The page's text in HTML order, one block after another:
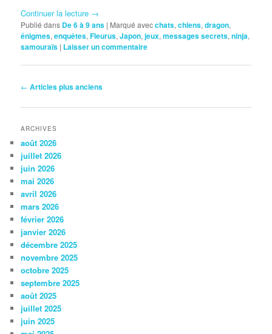
Continuer la lecture →
Publié dans De 6 à 9 ans | Marqué avecchats,chiens,dragon,
énigmes,enquêtes,Fleurus,Japon,jeux,messages secrets,ninja,
samouraïs | Laisser un commentaire
Navigation
articles
← Articles plus anciens
ARCHIVES
août 2026
juillet 2026
juin 2026
mai 2026
avril 2026
mars 2026
février 2026
janvier 2026
décembre 2025
novembre 2025
octobre 2025
septembre 2025
août 2025
juillet 2025
juin 2025